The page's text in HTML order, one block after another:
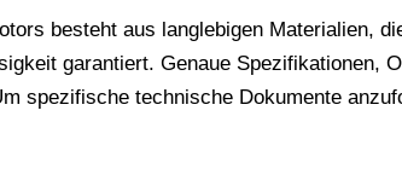
besteht aus langlebigen Materialien,
garantiert. Genaue Spezifikationen,
spezifische technische Dokumente